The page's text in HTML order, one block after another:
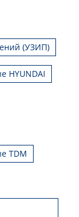
(УЗИП)
HYUNDAI
TDM